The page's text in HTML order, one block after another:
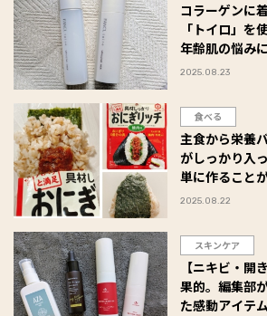
コラーゲンに
「トイロ」を
年齢肌の悩み
地でハリと透
2025.08.23
食べる
主食から栄養
がしっかり入
単に作ること
チ」が便利で
2025.08.22
スキンケア
【ニキビ・開
果的。編集部
た感動アイテ